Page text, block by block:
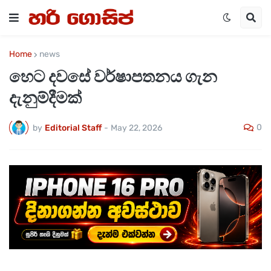
Home news
හෙට දවසේ වර්ෂාපතනය ගැන
දැනුම්දීමක්
by Editorial Staff - May 22, 2026 0